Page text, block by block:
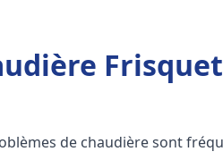
de chaudière sont